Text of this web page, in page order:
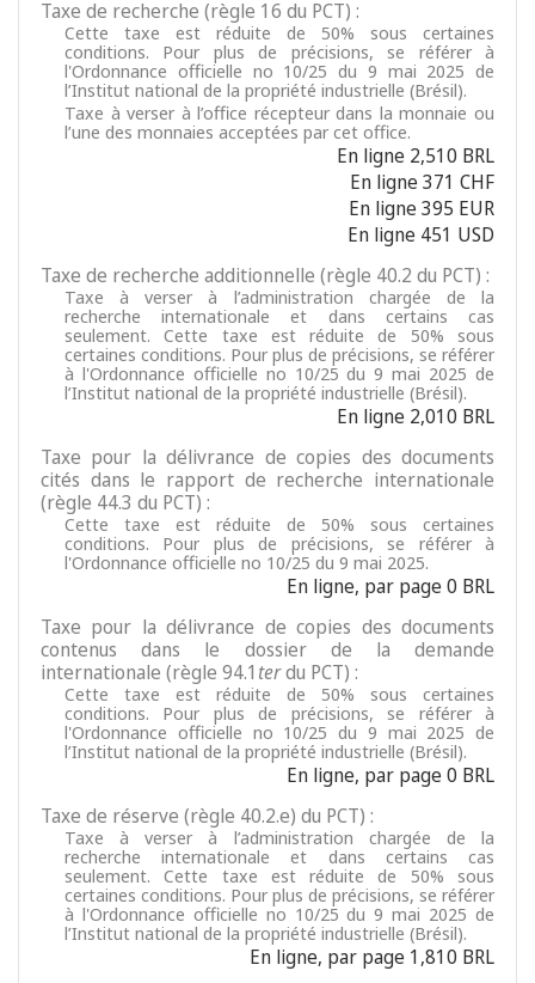
Taxe de recherche (règle 16 du PCT) :
Cette taxe est réduite de 50% sous certaines
conditions. Pour plus de précisions, se référer à
l'Ordonnance officielle no 10/25 du 9 mai 2025 de
l’Institut national de la propriété industrielle (Brésil).
Taxe à verser à l’office récepteur dans la monnaie ou
l’une des monnaies acceptées par cet office.
En ligne 2,510 BRL
En ligne 371 CHF
En ligne 395 EUR
En ligne 451 USD
Taxe de recherche additionnelle (règle 40.2 du PCT) :
Taxe à verser à l’administration chargée de la
recherche internationale et dans certains cas
seulement. Cette taxe est réduite de 50% sous
certaines conditions. Pour plus de précisions, se référer
à l'Ordonnance officielle no 10/25 du 9 mai 2025 de
l’Institut national de la propriété industrielle (Brésil).
En ligne 2,010 BRL
Taxe pour la délivrance de copies des documents
cités dans le rapport de recherche internationale
(règle 44.3 du PCT) :
Cette taxe est réduite de 50% sous certaines
conditions. Pour plus de précisions, se référer à
l'Ordonnance officielle no 10/25 du 9 mai 2025.
En ligne, par page 0 BRL
Taxe pour la délivrance de copies des documents
contenus dans le dossier de la demande
internationale (règle 94.1 terdu PCT) :
Cette taxe est réduite de 50% sous certaines
conditions. Pour plus de précisions, se référer à
l'Ordonnance officielle no 10/25 du 9 mai 2025 de
l’Institut national de la propriété industrielle (Brésil).
En ligne, par page 0 BRL
Taxe de réserve (règle 40.2.e) du PCT) :
Taxe à verser à l’administration chargée de la
recherche internationale et dans certains cas
seulement. Cette taxe est réduite de 50% sous
certaines conditions. Pour plus de précisions, se référer
à l'Ordonnance officielle no 10/25 du 9 mai 2025 de
l’Institut national de la propriété industrielle (Brésil).
En ligne, par page 1,810 BRL